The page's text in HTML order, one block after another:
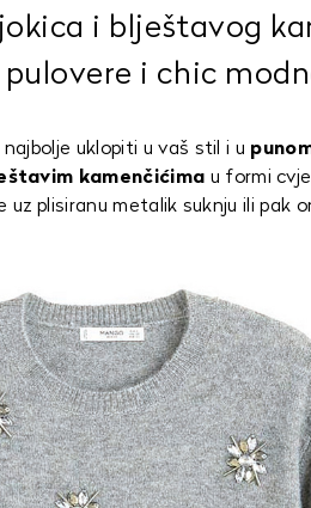
i blještavog
i chic
uklopiti u vaš stil i u
kamenčićima u formi
uz plisiranu metalik suknju ili pak